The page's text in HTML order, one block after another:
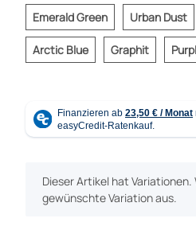
Emerald GreenEmerald Green
Urban Dust
Arctic BlueArctic Blue
GraphitGraphit
x
Dieser Artikel hat Variationen.
gewünschte Variation aus.